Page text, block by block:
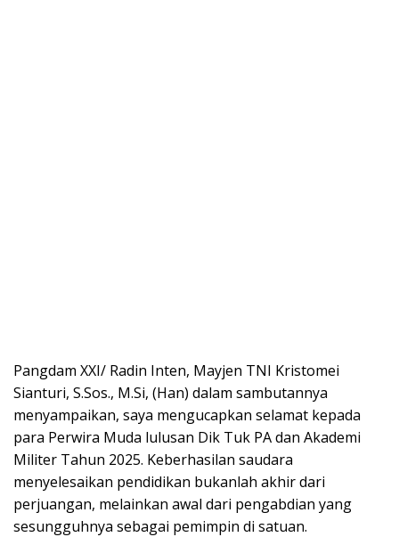
Pangdam XXI/ Radin Inten, Mayjen TNI Kristomei
Sianturi, S.Sos., M.Si, (Han) dalam sambutannya
menyampaikan, saya mengucapkan selamat kepada
para Perwira Muda lulusan Dik Tuk PA dan Akademi
Militer Tahun 2025. Keberhasilan saudara
menyelesaikan pendidikan bukanlah akhir dari
perjuangan, melainkan awal dari pengabdian yang
sesungguhnya sebagai pemimpin di satuan.